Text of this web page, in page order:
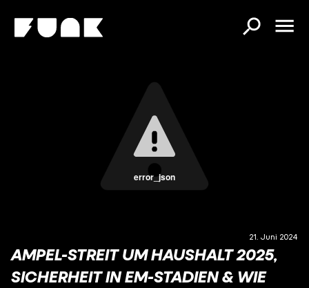
error_json
21. Juni 2024
AMPEL-STREIT UM HAUSHALT 2025,
SICHERHEIT IN EM-STADIEN & WIE